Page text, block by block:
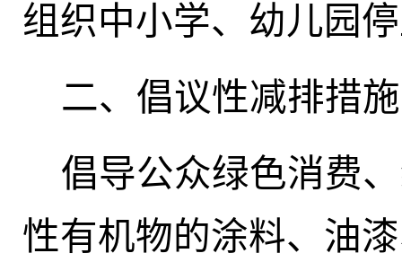
组织中小学、幼儿园
二、 倡议性减排措施
倡导公众绿色消费
性有机物的涂料、油